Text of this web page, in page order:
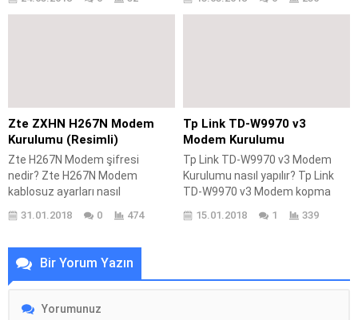
nasıl yapılır? Tp Link Archer D7
modem internet ayarları nasıl
V300 modem kopma sorunu
nasıl giderilir? Tenda V300
dikkat...
Zte ZXHN H267N Modem
Kurulumu (Resimli)
Zte H267N Modem şifresi
nedir? Zte H267N Modem
kablosuz ayarları nasıl
yapılır? Zte H267N Modem
kurulumu nasıl yapılır? Zte
yapılır? Zte H267N Modem
kablosuz şifresi nedir? Zte
H267N Modem kopma sorunu
nasıl giderilir? Zte H267N Modem
31.01.2018 0 474
Tp Link TD-W9970 v3
Modem Kurulumu
Tp Link TD-W9970 v3 Modem
Kurulumu nasıl yapılır? Tp Link
TD-W9970 v3 Modem kopma
sorunu nasıl giderilir? Tp Link TD-
W9970 v3 Modem şifresi
15.01.2018 1 339
Bir Yorum Yazın